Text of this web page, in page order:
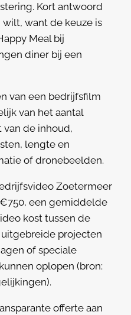
Kort antwoord
wilt, want de keuze is
Meal bij
diner bij een
van een bedrijfsfilm
van het aantal
de inhoud,
lengte en
of dronebeelden.
Zoetermeer
een gemiddelde
kost tussen de
projecten
of speciale
oplopen (bron:
offerte aan